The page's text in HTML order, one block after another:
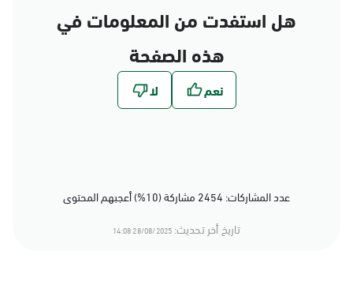
هل استفدت من المعلومات في
هذه الصفحة
عدد المشاركات: 2454 مشاركة (10%) أعجبهم المحتوى
تاريخ أخر تحديث: 28/08/2025 14:08